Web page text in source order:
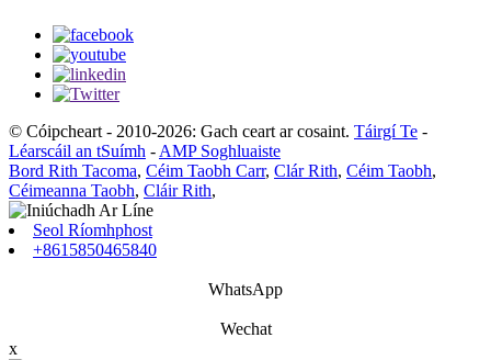
© Cóipcheart - 2010-2026: Gach ceart ar cosaint. Táirgí Te -
Léarscáil an tSuímh - AMP Soghluaiste
Bord Rith Tacoma, Céim Taobh Carr, Clár Rith, Céim Taobh,
Céimeanna Taobh, Cláir Rith,
Seol Ríomhphost
+8615850465840
WhatsApp
Wechat
x